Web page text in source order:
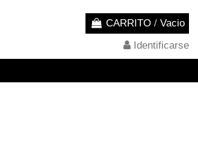
CARRITO /Vacio
Identificarse